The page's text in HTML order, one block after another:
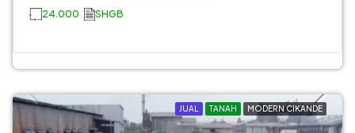
24.000 SHGB
JUAL TANAH MODERN CIKANDE